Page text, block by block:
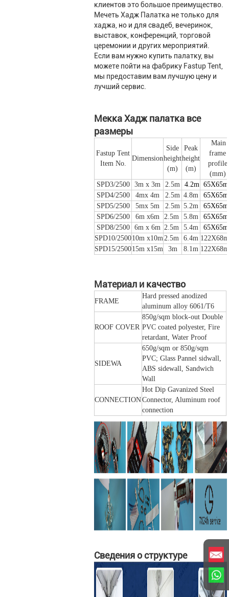
клиентов это большое преимущество.
Мечеть Хадж Палатка не только для
хаджа, но и для свадеб, вечеринок,
выставок, конференций, торговой
церемонии и других мероприятий.
Если вам нужно купить палатку, вы
можете пойти на фабрику Fastup Tent,
мы предоставим вам лучшую цену и
лучший сервис.
Мекка Хадж палатка все
размеры
Fastup Tent
Item No.
Dimension
Side
height
(m)
Peak
height
(m)
Main
frame
profile
(mm)
SPD3/2500
3m x 3m 2.5m 4.2m
SPD4/2500
4mx 4m 2.5m 4.8m
SPD5/2500
5mx 5m 2.5m 5.2m
SPD6/2500
6m x6m 2.5m 5.8m
SPD8/2500
6m x 6m 2.5m 5.4m
SPD10/250010m x10m2.5m 6.4m
SPD15/250015m x15m 3m 8.1m
Материал и качество
FRAME
Hard pressed anodized
aluminum alloy 6061/T6
ROOF COVER
850g/sqm block-out Double
PVC coated polyester, Fire
retardant, Water Proof
SIDEWA
650g/sqm or 850g/sqm
PVC; Glass Pannel sidwall,
ABS sidewall, Sandwich
Wall
CONNECTION
Hot Dip Gavanized Steel
Connector, Aluminum roof
connection
Сведения о структуре